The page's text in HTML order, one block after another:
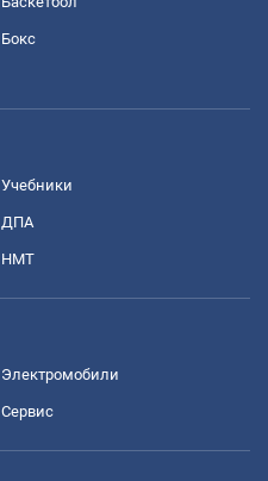
Бокс
Учебники
ДПА
НМТ
Электромобили
Сервис